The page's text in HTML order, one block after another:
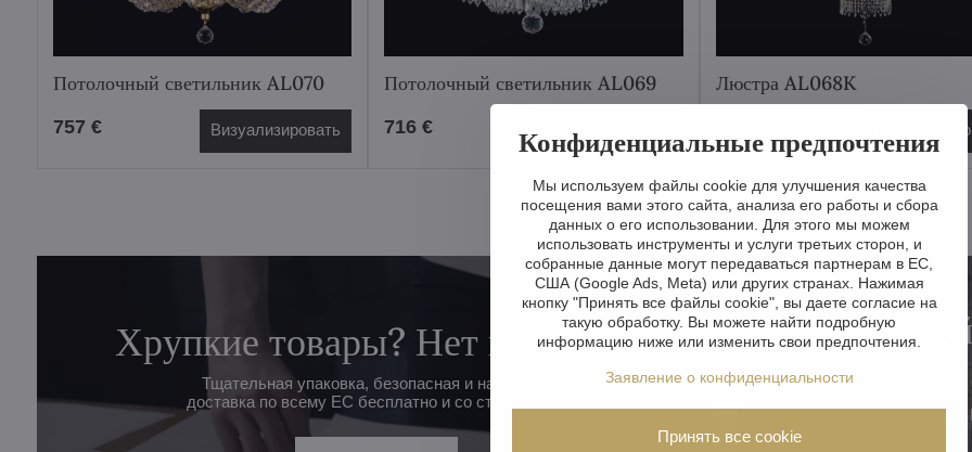
Потолочный светильник AL070
757 € Визуализировать
Потолочный светильник AL069
716 € Визуализировать
Люстра AL068K
Хрупкие товары? Нет проблем!
Тщательная упаковка, безопасная и надежная
доставка по всему ЕС бесплатно и со страховкой.
Конфиденциальные предпочтения
Мы используем файлы cookie для улучшения качества
посещения вами этого сайта, анализа его работы и сбора
данных о его использовании. Для этого мы можем
использовать инструменты и услуги третьих сторон, и
собранные данные могут передаваться партнерам в ЕС,
США (Google Ads, Meta) или других странах. Нажимая
кнопку "Принять все файлы cookie", вы даете согласие на
такую обработку. Вы можете найти подробную
информацию ниже или изменить свои предпочтения.
Заявление о конфиденциальности
Принять все cookie